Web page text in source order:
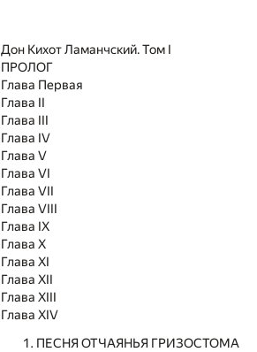
Дон Кихот Ламанчский. Том I
ПРОЛОГ
Глава Первая
Глава II
Глава III
Глава IV
Глава V
Глава VI
Глава VII
Глава VIII
Глава IX
Глава X
Глава XI
Глава XII
Глава XIII
Глава XIV
ПЕСНЯ ОТЧАЯНЬЯ ГРИЗОСТОМА